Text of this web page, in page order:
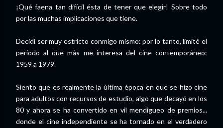
¡Qué faena tan difícil ésta de tener que elegir! Sobre todo
por las muchas implicaciones que tiene.
Decidí ser muy estricto conmigo mismo: por lo tanto, limité el
periodo al que más me interesa del cine contemporáneo:
1959 a 1979.
Siento que es realmente la última época en que se hizo cine
para adultos con recursos de estudio, algo que decayó en los
80 y ahora se ha convertido en vil mendigueo de premios...
donde el cine independiente se ha tornado en el verdadero